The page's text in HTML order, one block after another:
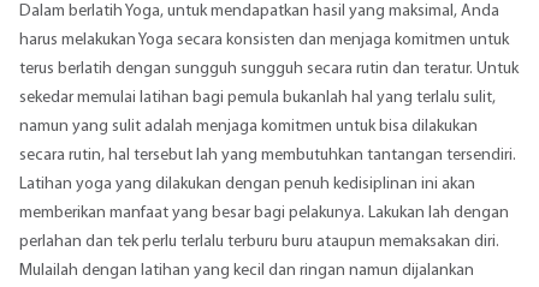
Dalam berlatih Yoga, untuk mendapatkan hasil yang maksimal, Anda
harus melakukan Yoga secara konsisten dan menjaga komitmen untuk
terus berlatih dengan sungguh sungguh secara rutin dan teratur. Untuk
sekedar memulai latihan bagi pemula bukanlah hal yang terlalu sulit,
namun yang sulit adalah menjaga komitmen untuk bisa dilakukan
secara rutin, hal tersebut lah yang membutuhkan tantangan tersendiri.
Latihan yoga yang dilakukan dengan penuh kedisiplinan ini akan
memberikan manfaat yang besar bagi pelakunya. Lakukan lah dengan
perlahan dan tek perlu terlalu terburu buru ataupun memaksakan diri.
Mulailah dengan latihan yang kecil dan ringan namun dijalankan